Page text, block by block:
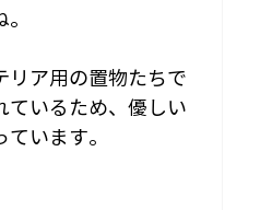
ア用の置物たちで
ているため、優しい
います。